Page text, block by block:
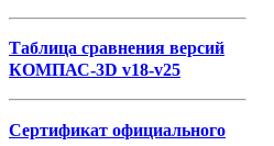
Таблица сравнения версий
КОМПАС-3D v18-v25
Сертификат официального